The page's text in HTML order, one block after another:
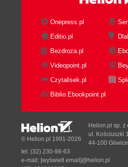
Onepress.pl
Editio.pl
Bezdroza.pl
Videopoint.pl
Czytalisek.pl
Biblio.Ebookpoint.pl
© Helion.pl 1991-2026
Helion.pl sp. z
ul. Kościuszki
44-100 Gliwice
tel. (32) 230-98-63
e-mail: [wyświetl email]@helion.pl